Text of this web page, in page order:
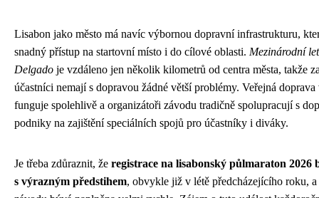
Lisabon jako město má navíc výbornou dopravní infrastrukturu,
snadný přístup na startovní místo i do cílové oblasti. Mezinárodní
Delgado je vzdáleno jen několik kilometrů od centra města, takže
účastníci nemají s dopravou žádné větší problémy. Veřejná
funguje spolehlivě a organizátoři závodu tradičně spolupracují s
podniky na zajištění speciálních spojů pro účastníky i diváky.
Je třeba zdůraznit, že registrace na lisabonský půlmaraton 2026
s výrazným předstihem, obvykle již v létě předcházejícího roku, a